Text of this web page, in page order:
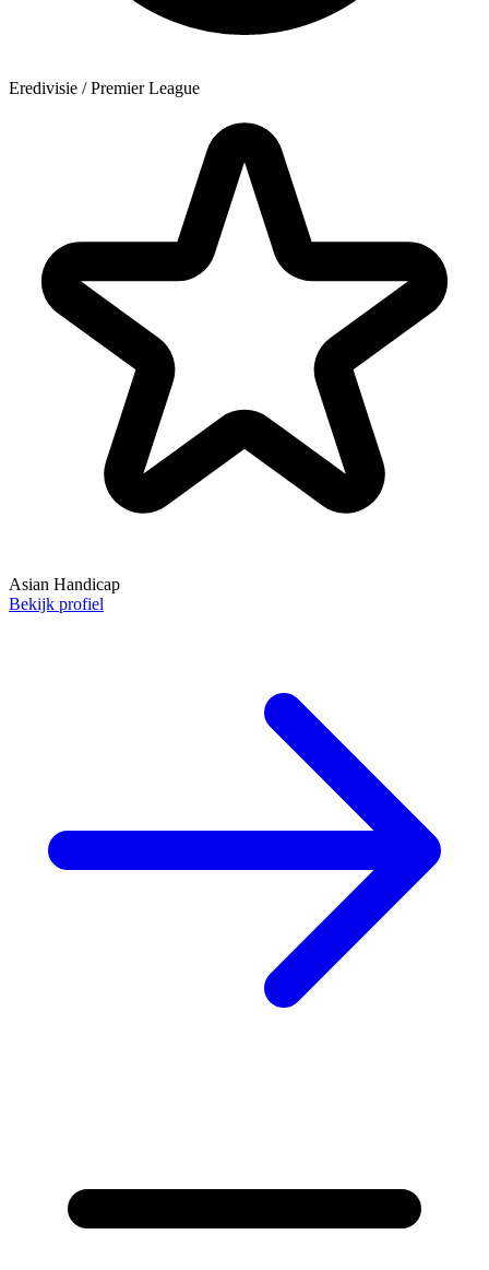
Eredivisie / Premier League
Asian Handicap
Bekijk profiel